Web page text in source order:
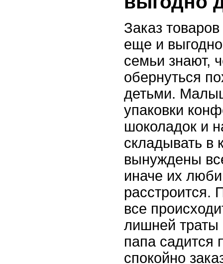
Заказ
еще и
семьи знают,
обернуться
детьми.
упаковки
шоколадок и
складывать в
вынуждены
иначе их
расстроится.
все
лишней
папа садится
спокойно